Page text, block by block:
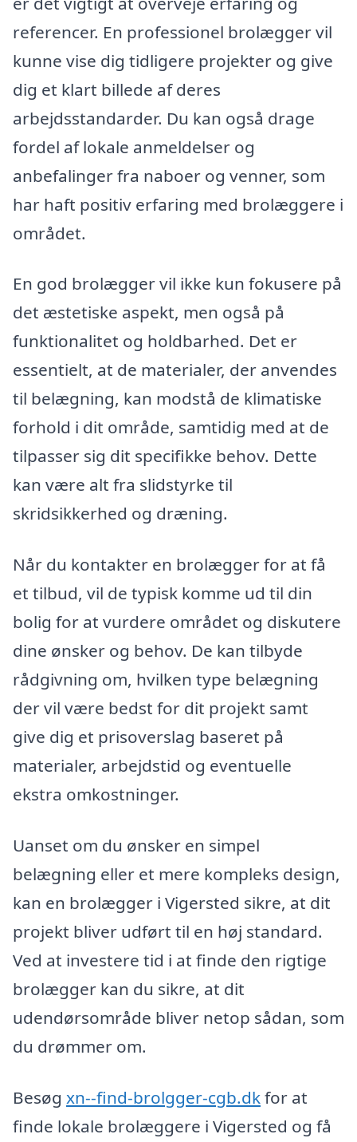
referencer. En professionel brolægger vil
kunne vise dig tidligere projekter og give
dig et klart billede af deres
arbejdsstandarder. Du kan også drage
fordel af lokale anmeldelser og
anbefalinger fra naboer og venner, som
har haft positiv erfaring med brolæggere i
området.
En god brolægger vil ikke kun fokusere på
det æstetiske aspekt, men også på
funktionalitet og holdbarhed. Det er
essentielt, at de materialer, der anvendes
til belægning, kan modstå de klimatiske
forhold i dit område, samtidig med at de
tilpasser sig dit specifikke behov. Dette
kan være alt fra slidstyrke til
skridsikkerhed og dræning.
Når du kontakter en brolægger for at få
et tilbud, vil de typisk komme ud til din
bolig for at vurdere området og diskutere
dine ønsker og behov. De kan tilbyde
rådgivning om, hvilken type belægning
der vil være bedst for dit projekt samt
give dig et prisoverslag baseret på
materialer, arbejdstid og eventuelle
ekstra omkostninger.
Uanset om du ønsker en simpel
belægning eller et mere kompleks design,
kan en brolægger i Vigersted sikre, at dit
projekt bliver udført til en høj standard.
Ved at investere tid i at finde den rigtige
brolægger kan du sikre, at dit
udendørsområde bliver netop sådan, som
du drømmer om.
Besøg xn--find-brolgger-cgb.dkfor at
finde lokale brolæggere i Vigersted og få